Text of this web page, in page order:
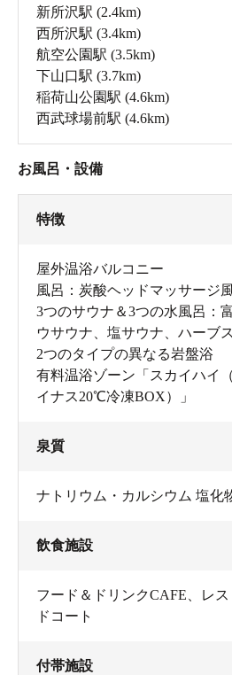
新所沢駅 (2.4km)
西所沢駅 (3.4km)
航空公園駅 (3.5km)
下山口駅 (3.7km)
稲荷山公園駅 (4.6km)
西武球場前駅 (4.6km)
お風呂・設備
特徴
屋外温浴バルコニー
風呂：炭酸ヘッドマッサージ
3つのサウナ＆3つの水風呂：
ウサウナ、塩サウナ、ハーブ
2つのタイプの異なる岩盤浴
有料温浴ゾーン「スカイハイ
イナス20℃冷凍BOX）」
泉質
ナトリウム・カルシウム 塩化
飲食施設
フード＆ドリンクCAFE、レ
ドコート
付帯施設